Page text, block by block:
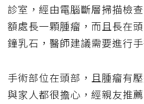
診室，經由電腦斷層掃描檢
額處長一顆腫瘤，而且長在
鐘乳石，醫師建議需要進行手
手術部位在頭部，且腫瘤有
與家人都很擔心，經親友推